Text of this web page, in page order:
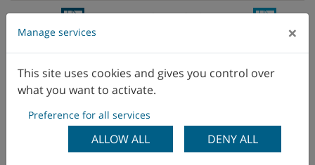
Canada
Chili
Chine
Colombie
WFL Vertriebsniederlassung
WFL
Vertreter
WFL Millturn Technologies GmbH & Co. KG
Manage services ×
This site uses cookies and gives you control over
what you want to activate.
Preference for all services
ALLOW ALL DENY ALL